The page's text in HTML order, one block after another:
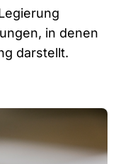
in denen
darstellt.